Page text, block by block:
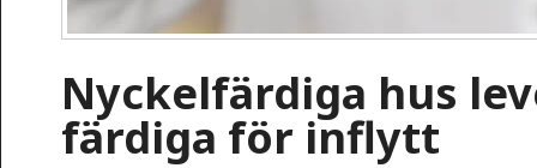
Nyckelfärdiga hus
färdiga för inflytt